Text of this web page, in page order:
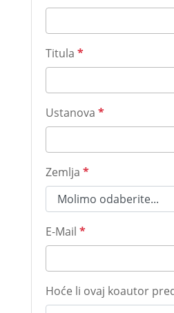
Titula *
Ustanova *
Zemlja *
E-Mail *
Hoće li ovaj koautor